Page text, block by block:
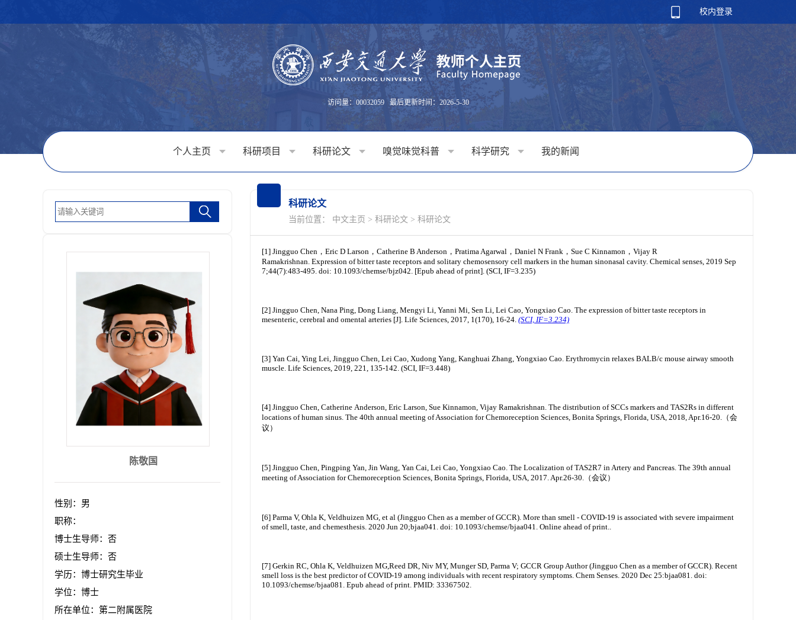
校内登录
访问量：00032059 最后更新时间： 2026-5-30
个人主页 科研项目 科研论文 嗅觉味觉科普 科学研究 我的新闻
陈敬国
性别：男
职称：
博士生导师：否
硕士生导师：否
学历：博士研究生毕业
学位：博士
所在单位：第二附属医院
科研论文
当前位置： 中文主页 > 科研论文 > 科研论文